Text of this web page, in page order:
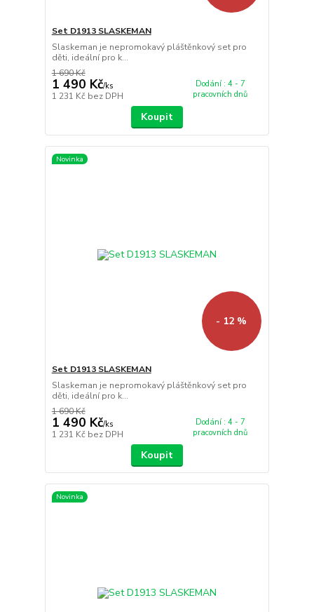
Set D1913 SLASKEMAN
Slaskeman je nepromokavý pláštěnkový set pro
děti, ideální pro k...
1 690 Kč
1 490 Kč/ks
1 231 Kč bez DPH
Dodání : 4 - 7
pracovních dnů
Koupit
Novinka
- 12 %
Set D1913 SLASKEMAN
Slaskeman je nepromokavý pláštěnkový set pro
děti, ideální pro k...
1 690 Kč
1 490 Kč/ks
1 231 Kč bez DPH
Dodání : 4 - 7
pracovních dnů
Koupit
Novinka